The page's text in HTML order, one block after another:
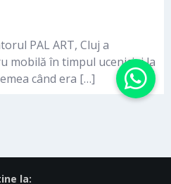
PAL ART, Cluj a
mobilă în timpul uceniciei la
când era […]
la: